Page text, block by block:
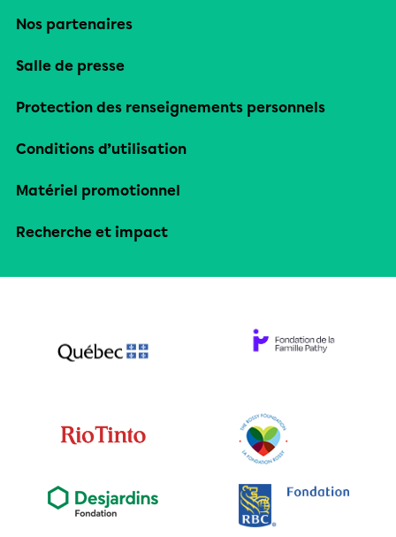
Nos partenaires
Salle de presse
Protection des renseignements personnels
Conditions d’utilisation
Matériel promotionnel
Recherche et impact